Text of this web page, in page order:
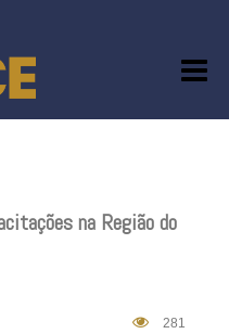
na Região do
281